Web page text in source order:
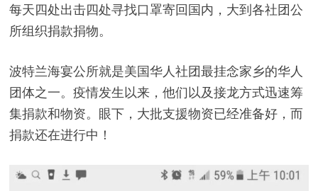
每天四处出击四处寻找口罩寄回国内，大到各社团公
所组织捐款捐物。
波特兰海宴公所就是美国华人社团最挂念家乡的华人
团体之一。疫情发生以来，他们以及接龙方式迅速筹
集捐款和物资。眼下，大批支援物资已经准备好，而
捐款还在进行中！